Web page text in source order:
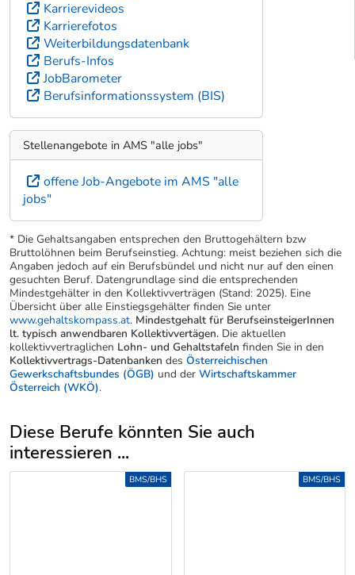
Karrierevideos
Karrierefotos
Weiterbildungsdatenbank
Berufs-Infos
JobBarometer
Berufsinformationssystem (BIS)
Stellenangebote in AMS "alle jobs"
offene Job-Angebote im AMS "alle
jobs"
* Die Gehaltsangaben entsprechen den Bruttogehältern bzw
Bruttolöhnen beim Berufseinstieg. Achtung: meist beziehen sich die
Angaben jedoch auf ein Berufsbündel und nicht nur auf den einen
gesuchten Beruf. Datengrundlage sind die entsprechenden
Mindestgehälter in den Kollektivverträgen (Stand: 2025). Eine
Übersicht über alle Einstiegsgehälter finden Sie unter
www.gehaltskompass.at. Mindestgehalt für BerufseinsteigerInnen
lt. typisch anwendbaren Kollektivvertägen. Die aktuellen
kollektivvertraglichen Lohn- und Gehaltstafeln finden Sie in den
Kollektivvertrags-Datenbanken des Österreichischen
Gewerkschaftsbundes (ÖGB) und der Wirtschaftskammer
Österreich (WKÖ).
Diese Berufe könnten Sie auch
interessieren ...
Uber weitere Berufsvorschläge
BMS/BHS BMS/BHS